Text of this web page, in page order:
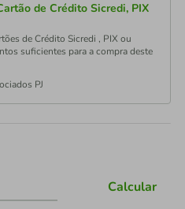
de Crédito Sicredi, PIX
de Crédito Sicredi , PIX ou
suficientes para a compra deste
PJ
Calcular